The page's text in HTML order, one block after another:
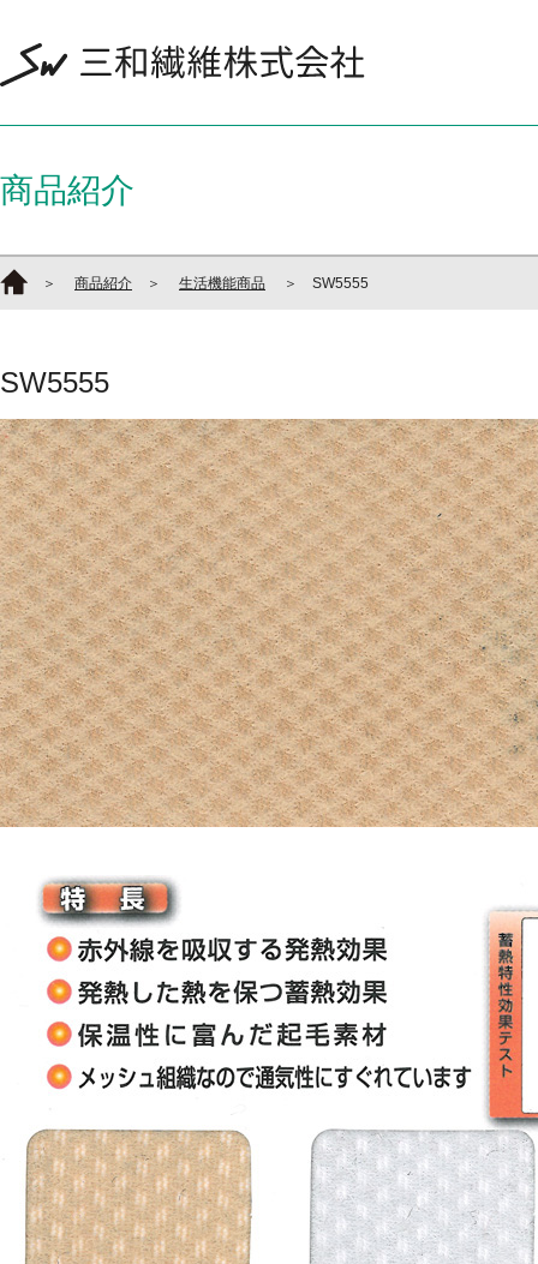
商品紹介
＞ 商品紹介 ＞ 生活機能商品 ＞ SW5555
SW5555